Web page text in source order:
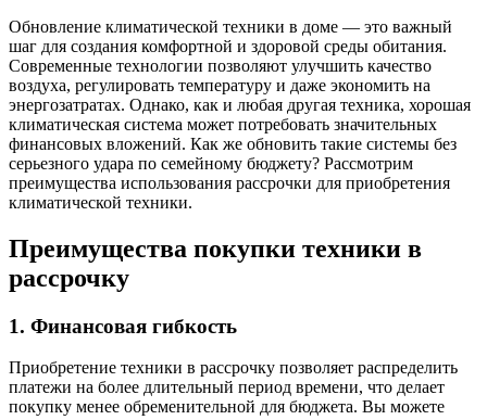
Обновление климатической техники в доме — это важный
шаг для создания комфортной и здоровой среды обитания.
Современные технологии позволяют улучшить качество
воздуха, регулировать температуру и даже экономить на
энергозатратах. Однако, как и любая другая техника, хорошая
климатическая система может потребовать значительных
финансовых вложений. Как же обновить такие системы без
серьезного удара по семейному бюджету? Рассмотрим
преимущества использования рассрочки для приобретения
климатической техники.
Преимущества покупки техники в
рассрочку
1. Финансовая гибкость
Приобретение техники в рассрочку позволяет распределить
платежи на более длительный период времени, что делает
покупку менее обременительной для бюджета. Вы можете